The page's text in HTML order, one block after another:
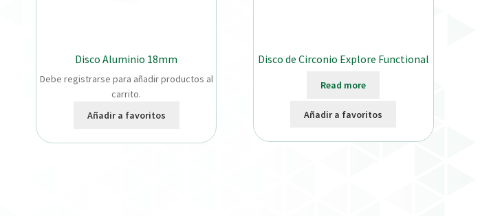
Disco Aluminio 18mm
Debe registrarse para añadir productos al
carrito.
Añadir a favoritos
Disco de Circonio Explore Functional
Read more
Añadir a favoritos